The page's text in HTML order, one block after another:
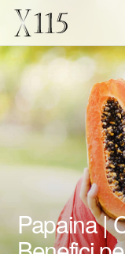
Papaina |